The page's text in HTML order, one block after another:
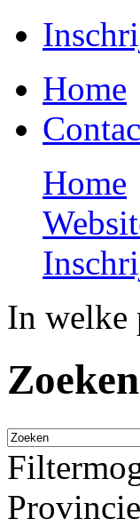
Home
Home
In welke
Zoeken